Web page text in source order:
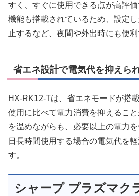
すく、すぐに使用できる点が高評
機能も搭載されているため、設定
止するなど、夜間や外出時にも便利
省エネ設計で電気代を抑えら
HX-RK12-Tは、省エネモードが搭
使用に比べて電力消費を抑えるこ
を温めながらも、必要以上の電力
日長時間使用する場合の電気代を
す。
シャープ プラズマク